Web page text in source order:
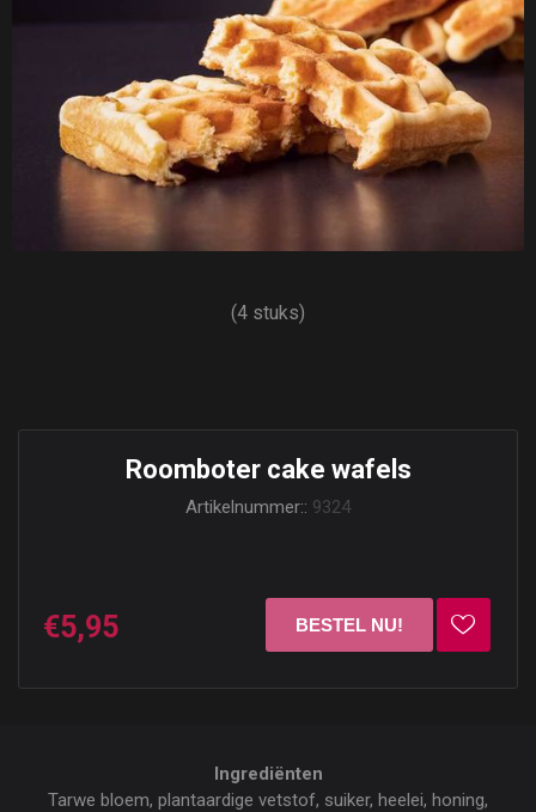
(4 stuks)
Roomboter cake wafels
Artikelnummer:: 9324
€5,95
Ingrediënten
Tarwe bloem, plantaardige vetstof, suiker, heelei, honing,